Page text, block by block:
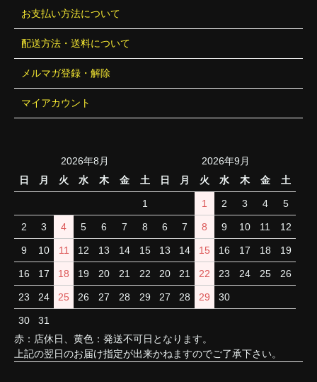
お支払い方法について
配送方法・送料について
メルマガ登録・解除
マイアカウント
2026年8月
日
月 火 水 木 金 土
1
2 3 4 5 6 7 8
9 10 11 12 13 14 15
16 17 18 19 20 21 22
23 24 25 26 27 28 29
30 31
2026年9月
日
月 火 水 木 金 土
1 2 3 4 5
6 7 8 9 10 11 12
13 14 15 16 17 18 19
20 21 22 23 24 25 26
27 28 29 30
赤：店休日、黄色：発送不可日となります。
上記の翌日のお届け指定が出来かねますのでご了承下さい。